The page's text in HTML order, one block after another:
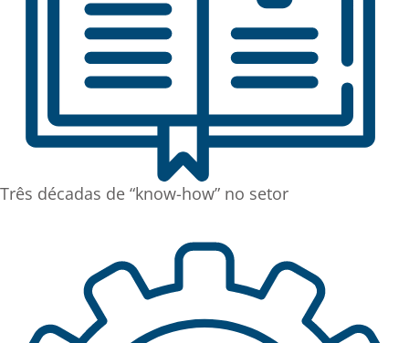
Três décadas de “know-how” no setor